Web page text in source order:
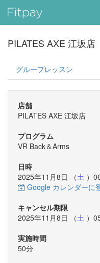
PILATES AXE 江坂店
グループレッスン
店舗
PILATES AXE 江坂店
プログラム
VR Back＆Arms
日時
2025年11月8日 （土 ）
Google カレンダーに
キャンセル期限
2025年11月8日 （土 ）
実施時間
50分